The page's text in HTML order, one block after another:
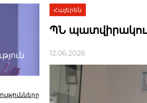
Հայերեն
ՊՆ
12.06.2026